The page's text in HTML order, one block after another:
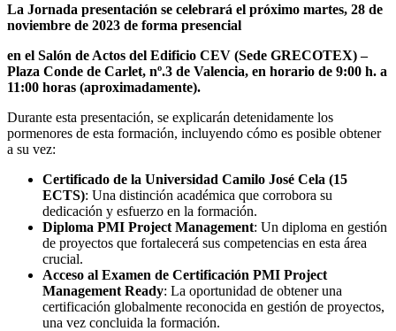
La Jornada presentación se celebrará el próximo martes, 28 de
noviembre de 2023 de forma presencial
en el Salón de Actos del Edificio CEV (Sede GRECOTEX) –
Plaza Conde de Carlet, nº.3 de Valencia, en horario de 9:00 h. a
11:00 horas (aproximadamente).
Durante esta presentación, se explicarán detenidamente los
pormenores de esta formación, incluyendo cómo es posible obtener
a su vez:
Certificado de la Universidad Camilo José Cela (15
ECTS): Una distinción académica que corrobora su
dedicación y esfuerzo en la formación.
Diploma PMI Project Management: Un diploma en gestión
de proyectos que fortalecerá sus competencias en esta área
crucial.
Acceso al Examen de Certificación PMI Project
Management Ready: La oportunidad de obtener una
certificación globalmente reconocida en gestión de proyectos,
una vez concluida la formación.